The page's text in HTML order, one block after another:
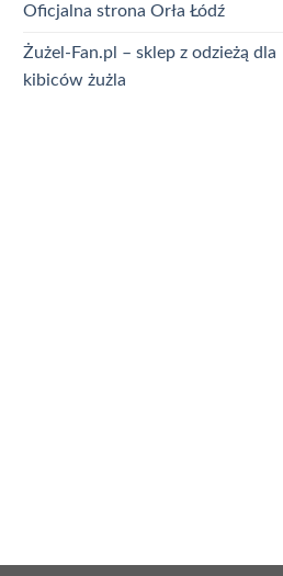
Oficjalna strona Orła Łódź
Żużel-Fan.pl – sklep z odzieżą dla
kibiców żużla